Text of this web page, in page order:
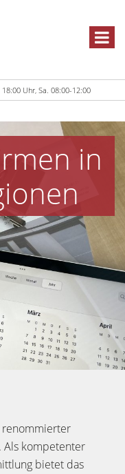
Uhr, Sa. 08:00-12:00
in
renommierter
Als kompetenter
bietet das